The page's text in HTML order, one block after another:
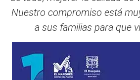
Nuestro compromiso está
a sus familias para que